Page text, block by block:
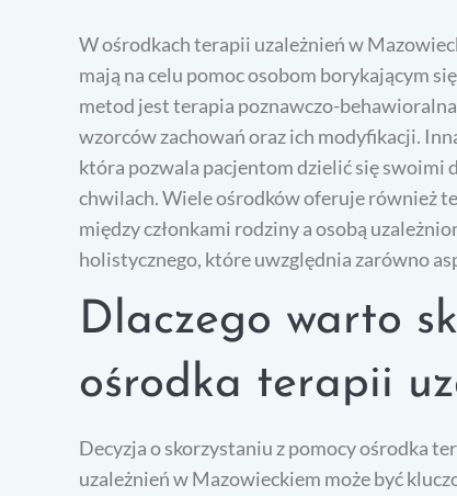
W ośrodkach terapii uzależnień w
mają na celu pomoc osobom borykającym
metod jest terapia poznawczo-
wzorców zachowań oraz ich modyfikacji.
która pozwala pacjentom dzielić się swoimi
chwilach. Wiele ośrodków oferuje również
między członkami rodziny a osobą
holistycznego, które uwzględnia zarówno
Dlaczego warto
ośrodka terapii
Decyzja o skorzystaniu z pomocy ośrodka
uzależnień w Mazowieckiem może być